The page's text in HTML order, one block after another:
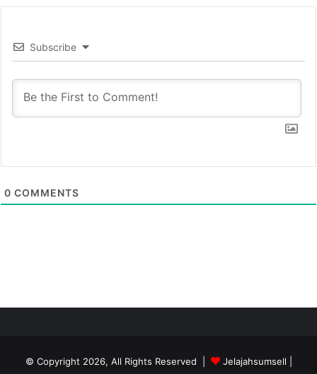
Subscribe
0 COMMENTS
© Copyright 2026, All Rights Reserved | Jelajahsumsell